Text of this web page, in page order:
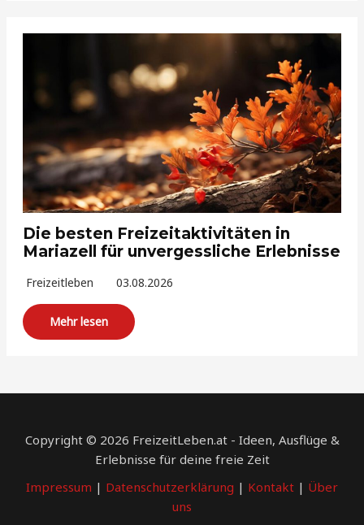
Die besten Freizeitaktivitäten in
Mariazell für unvergessliche Erlebnisse
Freizeitleben 03.08.2026
Mehr lesen
Copyright © 2026 FreizeitLeben.at - Ideen, Ausflüge &
Erlebnisse für deine freie Zeit
Impressum | Datenschutzerklärung | Kontakt | Über
uns